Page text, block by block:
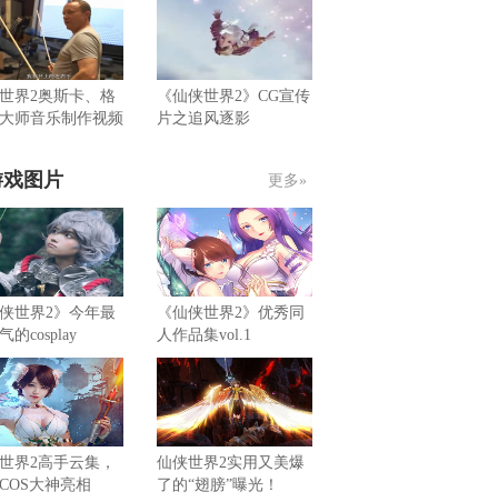
界2奥斯卡、格
师音乐制作视频
《仙侠世界2》CG宣传
片之追风逐影
图片 更多»
世界2》今年最
的cosplay
《仙侠世界2》优秀同
人作品集vol.1
界2高手云集，
大神亮相
仙侠世界2实用又美爆
了的“翅膀”曝光！